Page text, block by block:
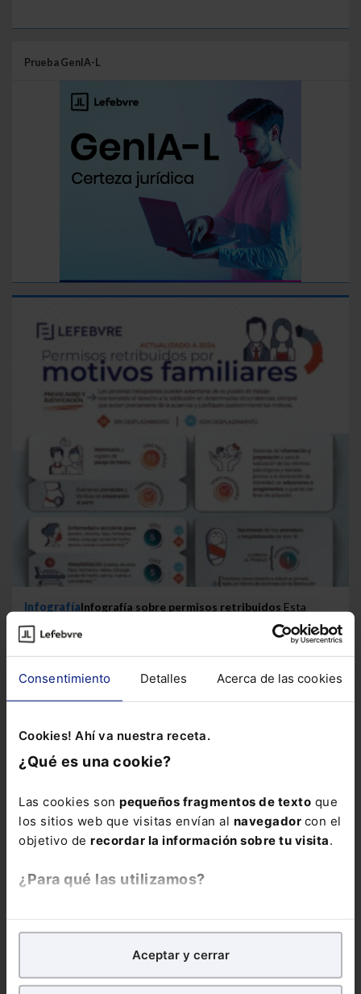
Consentimiento Detalles Acerca de las cookies
Cookies! Ahí va nuestra receta.
¿Qué es una cookie?
Las cookies son pequeños fragmentos de texto que
los sitios web que visitas envían al navegador con el
objetivo de recordar la información sobre tu visita.
¿Para qué las utilizamos?
analíticospara tratar demejorar tu experienciaen
nuestra página web. También con fines publicitarios,
para poder mostrarte publicidad y contenidos de tu
Aceptar y cerrar
Prueba GenIA-L
InfografíaInfografía sobre permisos retribuidos Esta
infografía resume las principales novedades, desde el tiempo
que corresponde por...
InfografíaJubilación en 2024En 2024 los requisitos para